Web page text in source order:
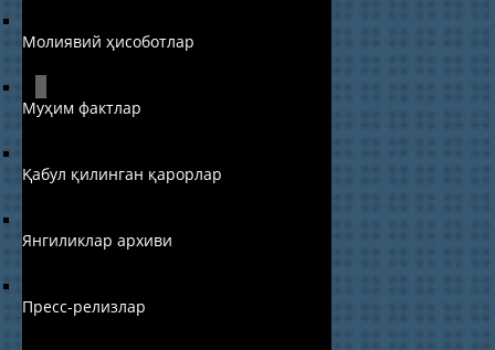
Молиявий ҳисоботлар
Муҳим фактлар
Қабул қилинган қарорлар
Янгиликлар архиви
Пресс-релизлар